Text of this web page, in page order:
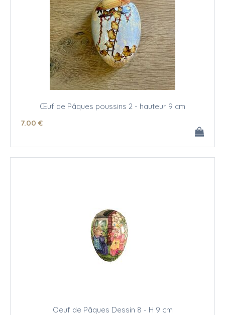
Œuf de Pâques poussins 2 - hauteur 9 cm
7.00 €
Oeuf de Pâques Dessin 8 - H 9 cm